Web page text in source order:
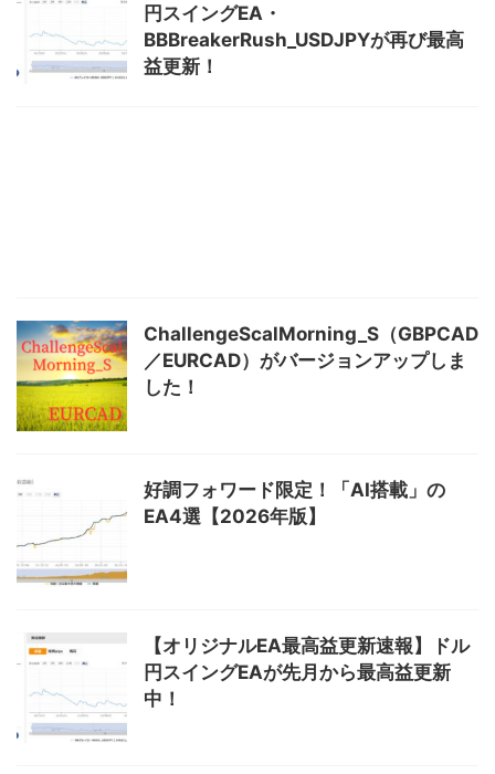
円スイングEA・
BBBreakerRush_USDJPYが再び最高
益更新！
ChallengeScalMorning_S（GBPCAD
／EURCAD）がバージョンアップしま
した！
好調フォワード限定！「AI搭載」の
EA4選【2026年版】
【オリジナルEA最高益更新速報】ドル
円スイングEAが先月から最高益更新
中！